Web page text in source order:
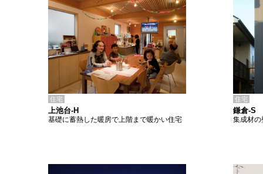
住宅
上池台-H
基礎に蓄熱した暖房で上階まで暖かい住宅
住宅
鎌倉-S
集成材の